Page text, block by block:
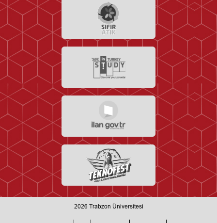
2026 Trabzon Üniversitesi